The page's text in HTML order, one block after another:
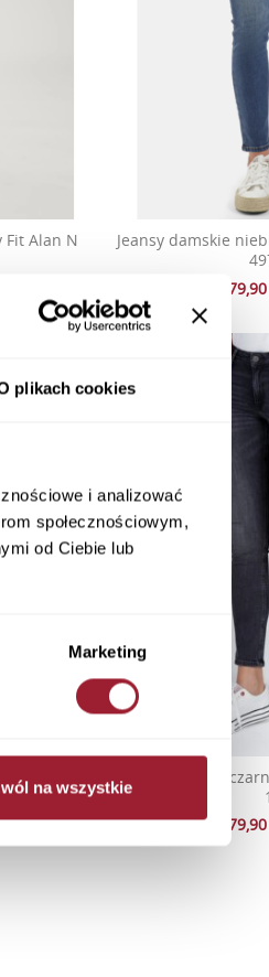
plikach cookies
i analizować
społecznościowym,
od Ciebie lub
Marketing
na wszystkie
Fit Alan N
Jeansy damskie
N 497-
Jeansy damskie